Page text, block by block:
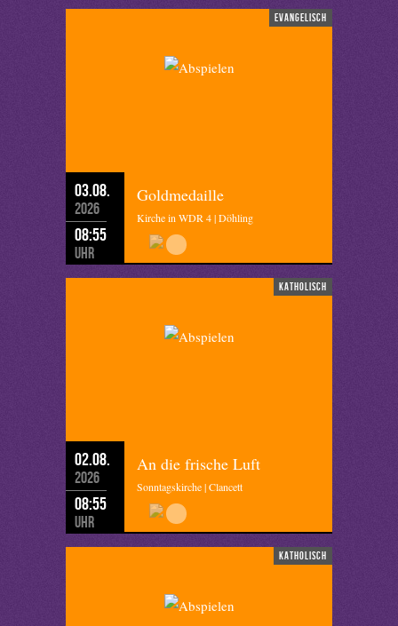
evangelisch
03.08.
2026
08:55
Uhr
Goldmedaille
Kirche in WDR 4 | Döhling
katholisch
02.08.
2026
08:55
Uhr
An die frische Luft
Sonntagskirche | Clancett
katholisch